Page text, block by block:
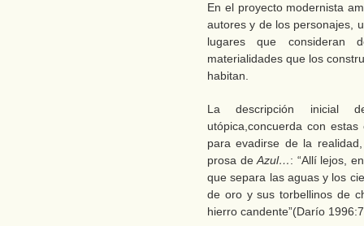
En el proyecto modernista
autores y de los personajes,
lugares que
materialidades que los
habitan.
La descripción inicial
utópica,concuerda con
para evadirse de la
prosa deAzul…: “Allí lejos,
que separa las aguas y los
de oro y sus torbellinos de
hierro candente”(Darío